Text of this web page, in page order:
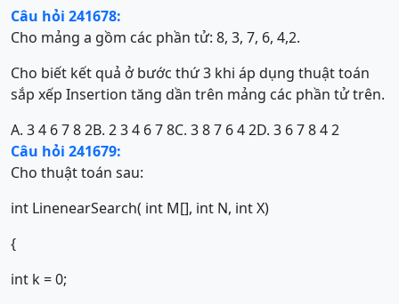
Câu hỏi 241678:
Cho mảng a gồm các phần tử: 8, 3, 7, 6, 4,2.
Cho biết kết quả ở bước thứ 3 khi áp dụng thuật toán
sắp xếp Insertion tăng dần trên mảng các phần tử trên.
A. 3 4 6 7 8 2B. 2 3 4 6 7 8C. 3 8 7 6 4 2D. 3 6 7 8 4 2
Câu hỏi 241679:
Cho thuật toán sau:
int LinenearSearch( int M[], int N, int X)
{
int k = 0;